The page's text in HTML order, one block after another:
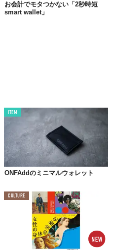
お会計でモタつかない「2秒時短
smart wallet」
ITEM
ONFAddのミニマルウォレット
CULTURE